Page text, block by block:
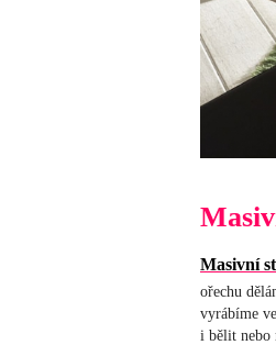
Masivní
ořechu
vyrábíme
i bělit nebo